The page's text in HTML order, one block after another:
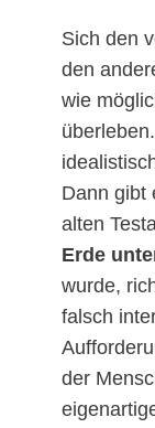
Sich den
den
wie
Dann gibt
alten
Erde
wurde,
falsch
der